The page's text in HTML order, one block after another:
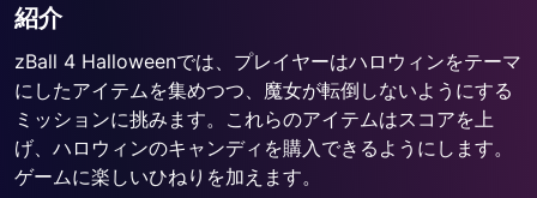
紹介
zBall 4 Halloweenでは、プレイヤーはハロウィンをテーマ
にしたアイテムを集めつつ、魔女が転倒しないようにする
ミッションに挑みます。これらのアイテムはスコアを上
げ、ハロウィンのキャンディを購入できるようにします。
ゲームに楽しいひねりを加えます。